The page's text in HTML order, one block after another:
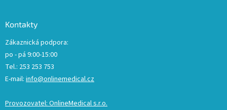
Kontakty
Zákaznická podpora:
po - pá 9:00-15:00
Tel.: 253 253 753
E-mail: info@onlinemedical.cz
Provozovatel: OnlineMedical s.r.o.